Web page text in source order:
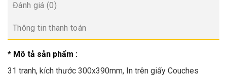
Đánh giá (0)
Thông tin thanh toán
* Mô tả sản phẩm :
31 tranh, kích thước 300x390mm, In trên giấy Couches